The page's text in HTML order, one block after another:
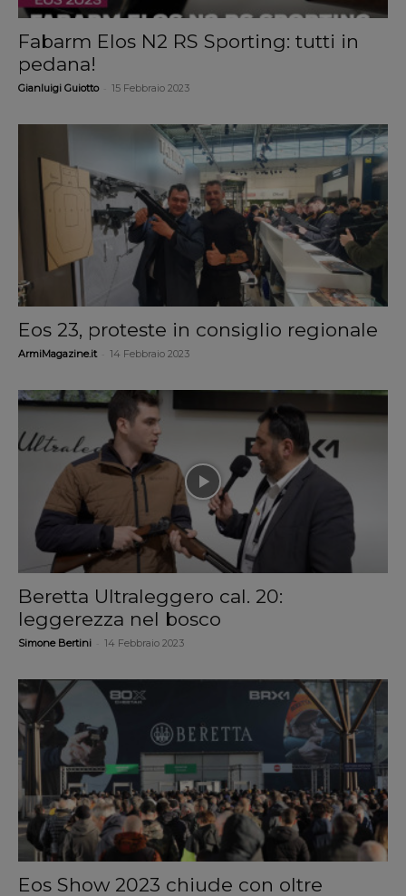
Fabarm Elos N2 RS Sporting: tutti in
pedana!
Gianluigi Guiotto 15 Febbraio 2023
Eos 23, proteste in consiglio regionale
ArmiMagazine.it 14 Febbraio 2023
Beretta Ultraleggero cal. 20:
leggerezza nel bosco
Simone Bertini 14 Febbraio 2023
Eos Show 2023 chiude con oltre